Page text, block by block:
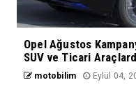
Opel Ağustos
SUV ve Ticari
motobilim Eylül 04,